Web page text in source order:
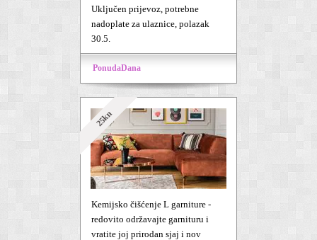
Uključen prijevoz, potrebne
nadoplate za ulaznice, polazak
30.5.
PonudaDana
25kn
Kemijsko čišćenje L garniture -
redovito održavajte garnituru i
vratite joj prirodan sjaj i nov